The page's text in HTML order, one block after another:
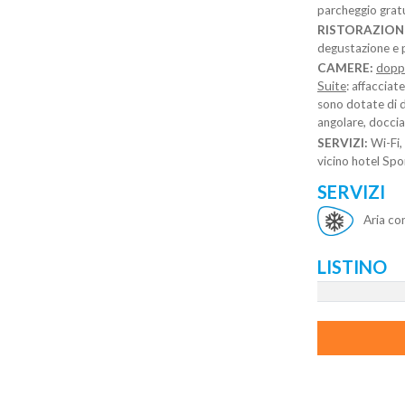
parcheggio
degustazione e
CAMERE:
Suite:
sono dotate di
angolare,
SERVIZI: Wi-Fi,
vicino hotel
SERVIZI
Aria
LISTINO